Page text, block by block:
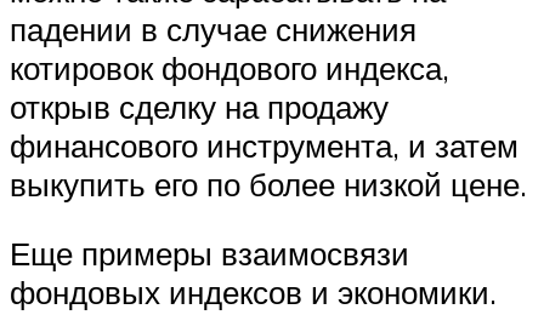
падении в случае снижения
котировок фондового индекса,
открыв сделку на продажу
финансового инструмента, и затем
выкупить его по более низкой цене.
Еще примеры взаимосвязи
фондовых индексов и экономики.